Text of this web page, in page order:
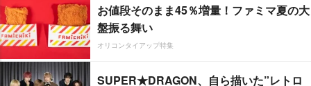
お値段そのまま45％増量！ファミマ夏の大
盤振る舞い
オリコンタイアップ特集
SUPER★DRAGON、自ら描いた”レトロ